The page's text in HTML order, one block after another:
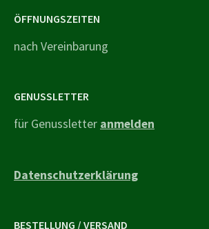
ÖFFNUNGSZEITEN
nach Vereinbarung
GENUSSLETTER
für Genussletter anmelden
Datenschutzerklärung
BESTELLUNG / VERSAND